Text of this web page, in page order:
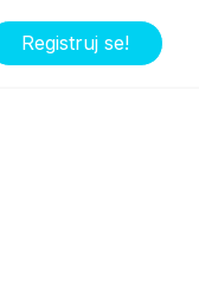
Registruj se!